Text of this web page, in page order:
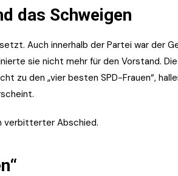
das Schweigen
Auch innerhalb der Partei war der
sie nicht mehr für den Vorstand.
zu den „vier besten SPD-Frauen“,
verbitterter Abschied.